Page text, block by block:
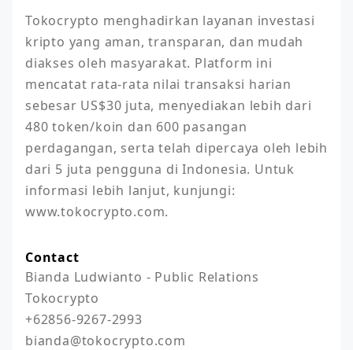
Tokocrypto menghadirkan layanan investasi
kripto yang aman, transparan, dan mudah
diakses oleh masyarakat. Platform ini
mencatat rata-rata nilai transaksi harian
sebesar US$30 juta, menyediakan lebih dari
480 token/koin dan 600 pasangan
perdagangan, serta telah dipercaya oleh lebih
dari 5 juta pengguna di Indonesia. Untuk
informasi lebih lanjut, kunjungi:
www.tokocrypto.com.
Contact
Bianda Ludwianto - Public Relations
Tokocrypto
+62856-9267-2993
bianda@tokocrypto.com